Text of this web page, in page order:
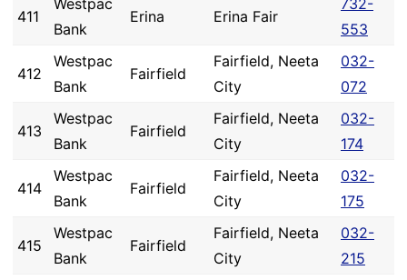
411
Westpac
Bank
Erina Erina Fair
732-
553
412
Westpac
Bank
Fairfield
Fairfield, Neeta
City
032-
072
413
Westpac
Bank
Fairfield
Fairfield, Neeta
City
032-
174
414
Westpac
Bank
Fairfield
Fairfield, Neeta
City
032-
175
415
Westpac
Bank
Fairfield
Fairfield, Neeta
City
032-
215